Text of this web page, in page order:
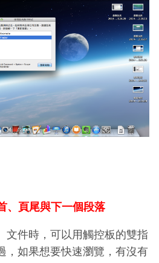
、頁尾與下一個段落
文件時，可以用觸控板的雙指
，如果想要快速瀏覽，有沒有